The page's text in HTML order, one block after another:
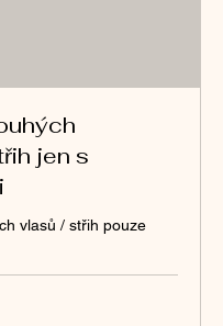
jen s
vlasů / střih pouze